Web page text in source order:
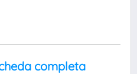
completa